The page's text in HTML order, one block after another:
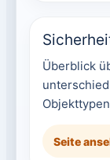
Überblick
Seite